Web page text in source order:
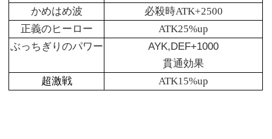
かめはめ波
必殺時ATK+2500
正義のヒーロー
ATK25%up
ぶっちぎりのパワー
AYK,DEF+1000
貫通効果
超激戦
ATK15%up